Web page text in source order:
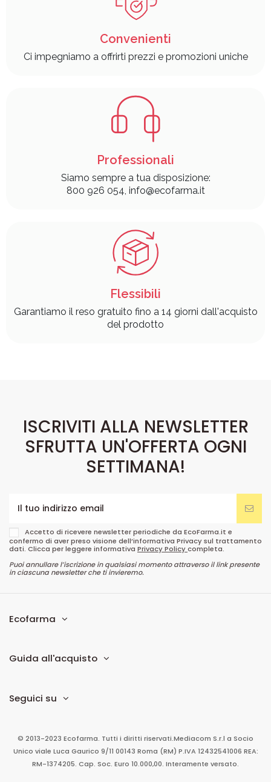
Convenienti
Ci impegniamo a offrirti prezzi e promozioni uniche
Professionali
Siamo sempre a tua disposizione:
800 926 054, info@ecofarma.it
Flessibili
Garantiamo il reso gratuito fino a 14 giorni dall'acquisto
del prodotto
ISCRIVITI ALLA NEWSLETTER
SFRUTTA UN'OFFERTA OGNI
SETTIMANA!
Accetto di ricevere newsletter periodiche da EcoFarma.it e
confermo di aver preso visione dell’informativa Privacy sul trattamento
dati. Clicca per leggere informativa Privacy Policycompleta.
Puoi annullare l’iscrizione in qualsiasi momento attraverso il link presente
in ciascuna newsletter che ti invieremo.
Ecofarma
Guida all'acquisto
Seguici su
© 2013-2023 Ecofarma. Tutti i diritti riservati.Mediacom S.r.l a Socio
Unico viale Luca Gaurico 9/11 00143 Roma (RM) P.IVA 12432541006 REA:
RM-1374205. Cap. Soc. Euro 10.000,00. Interamente versato.